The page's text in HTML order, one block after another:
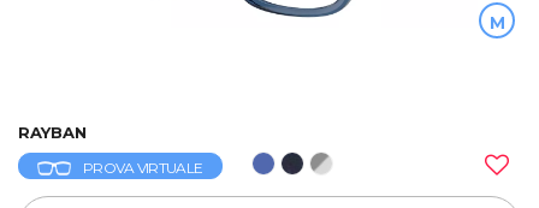
M
RAYBAN
PROVA VIRTUALE